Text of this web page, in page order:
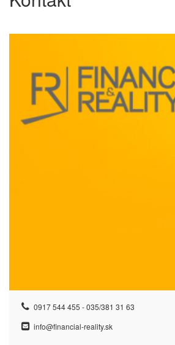
0917 544 455 - 035/381 31 63
info@financial-reality.sk